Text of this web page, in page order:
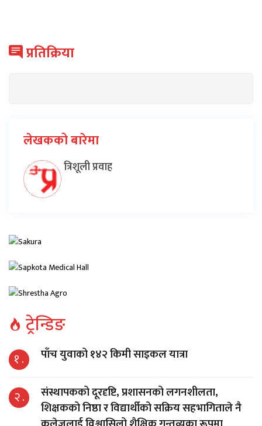
प्रतिक्रिया
लेखकको बारेमा
त्रिशूली प्रवाह
ट्रेन्डिङ
१ . पाँच युवाको १४२ किमी साइकल यात्रा
२ .
संस्थापकको दूरदृष्टि, प्रशासनको लगनशीलता,
शिक्षकको निष्ठा र विद्यार्थीको सक्रिय सहभागिताले नै